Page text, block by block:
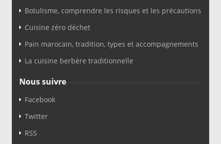
Botulisme, comprendre les risques et les précautions
Cuisine zéro déchet
Pain marocain, tradition, types et accompagnements
La cuisine berbère traditionnelle
Nous suivre
Facebook
Twitter
RSS